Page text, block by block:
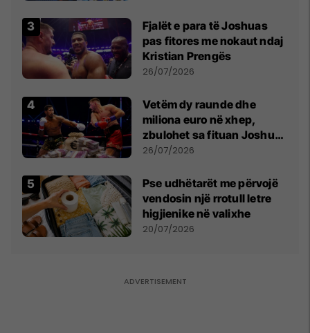
Fjalët e para të Joshuas
pas fitores me nokaut ndaj
Kristian Prengës
26/07/2026
Vetëm dy raunde dhe
miliona euro në xhep,
zbulohet sa fituan Joshua
e Prenga
26/07/2026
Pse udhëtarët me përvojë
vendosin një rrotull letre
higjienike në valixhe
20/07/2026